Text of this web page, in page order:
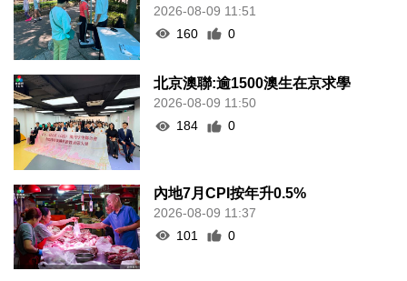
2026-08-09 11:51
160
0
北京澳聯:逾1500澳生在京求學
2026-08-09 11:50
184
0
內地7月CPI按年升0.5%
2026-08-09 11:37
101
0